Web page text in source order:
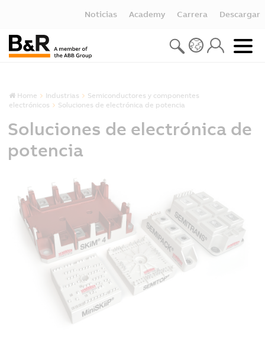
Noticias Academy Carrera Descargar
Home Industrias
Semiconductores y componentes
electrónicos
Soluciones de electrónica de potencia
Soluciones de electrónica de
potencia